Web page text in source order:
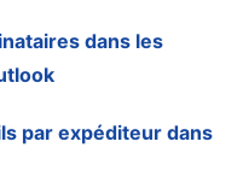
dans les
par expéditeur dans